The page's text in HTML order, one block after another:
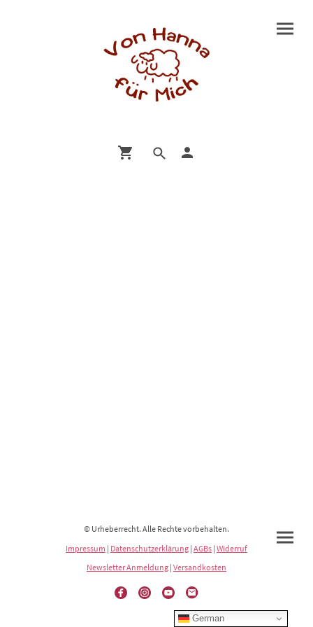
© Urheberrecht. Alle Rechte vorbehalten.
Impressum | Datenschutzerklärung | AGBs | Widerruf
Newsletter Anmeldung | Versandkosten
German